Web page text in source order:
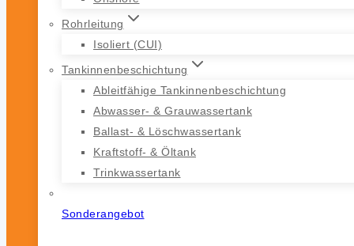
Rohrleitung
Isoliert (CUI)
Tankinnenbeschichtung
Ableitfähige Tankinnenbeschichtung
Abwasser- & Grauwassertank
Ballast- & Löschwassertank
Kraftstoff- & Öltank
Trinkwassertank
Sonderangebot